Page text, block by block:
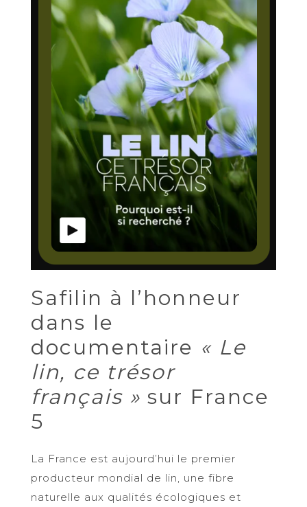
Safilin à l’honneur
dans le
documentaire « Le
lin, ce trésor
français » sur France
5
La France est aujourd’hui le premier
producteur mondial de lin, une fibre
naturelle aux qualités écologiques et